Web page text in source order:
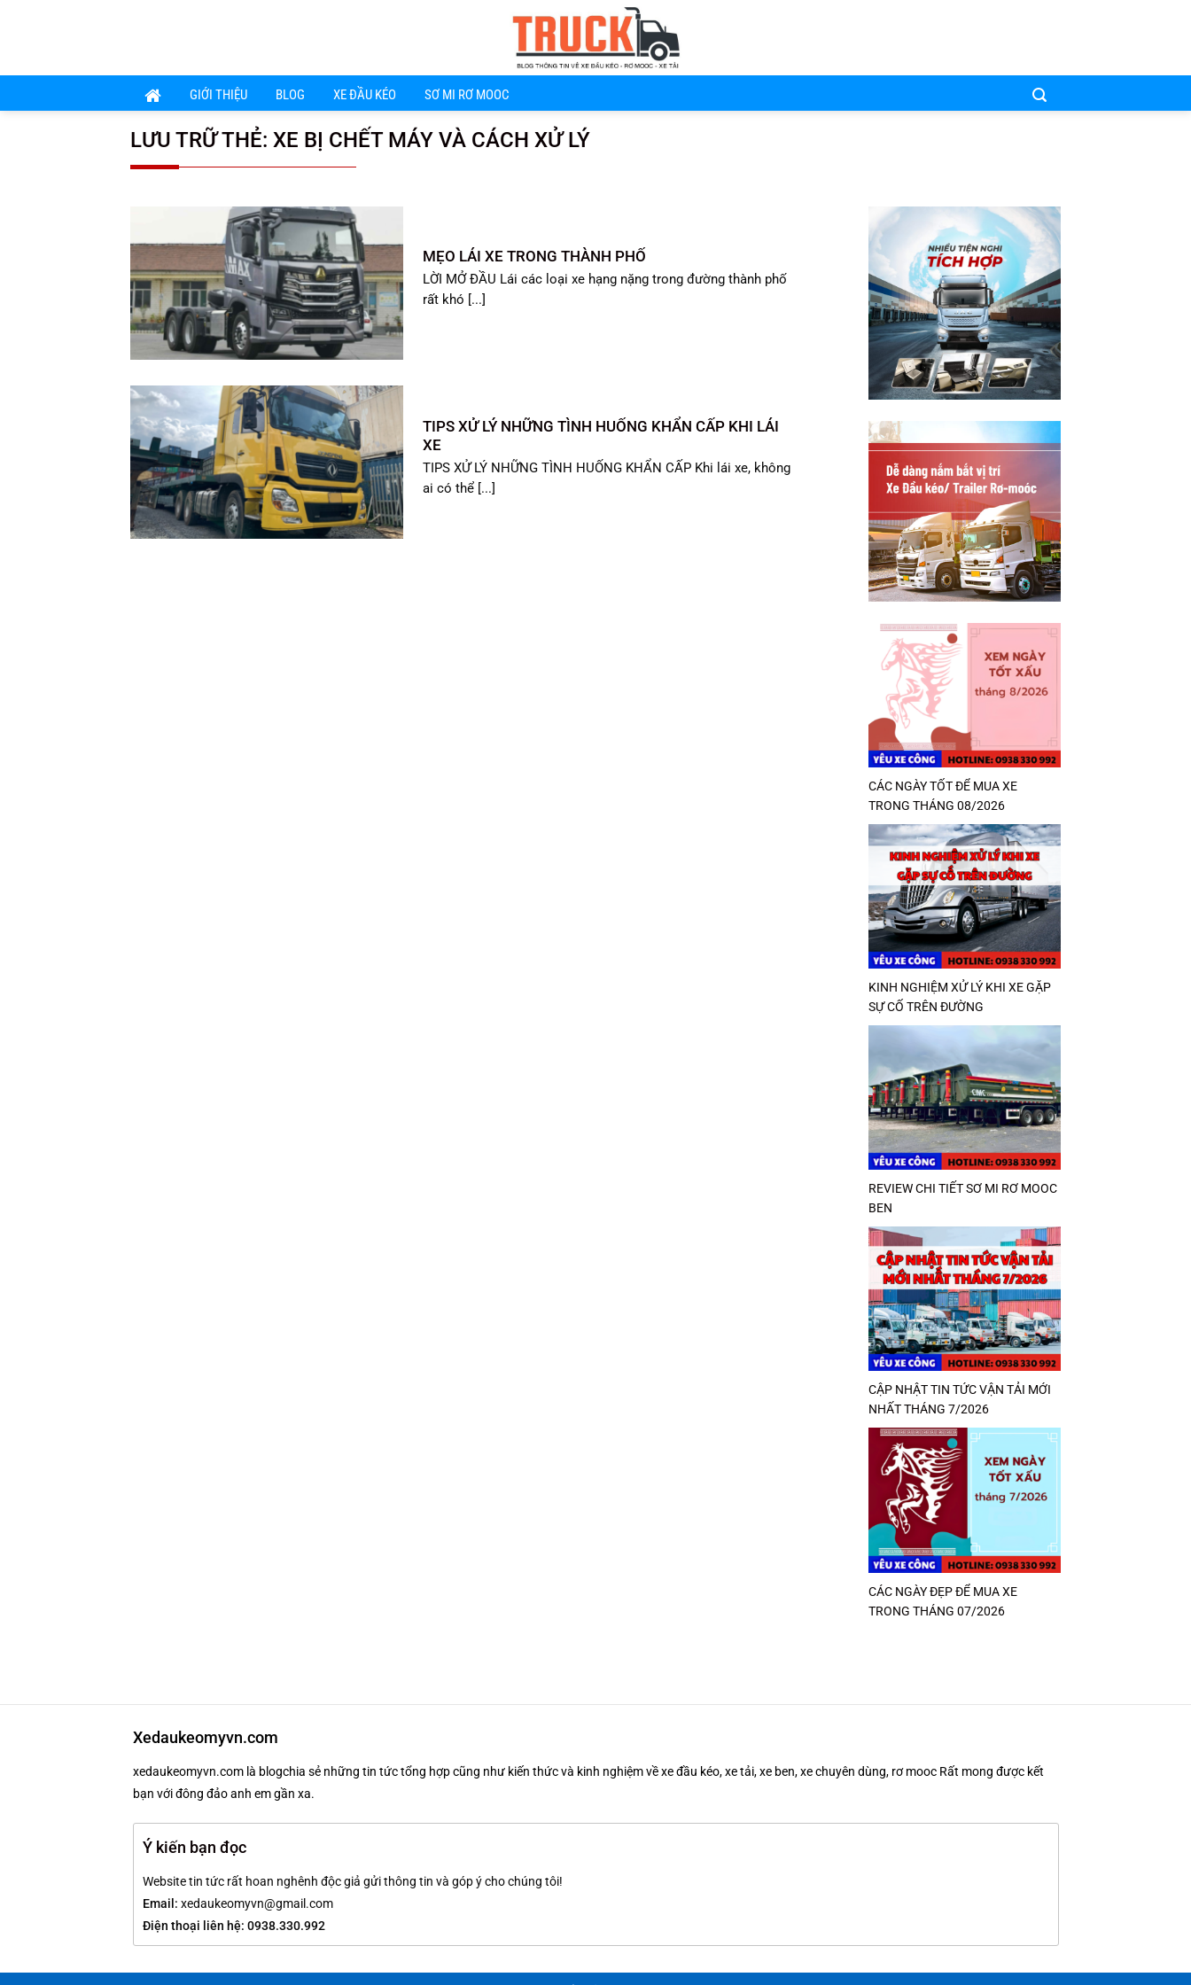
dung
GIỚI THIỆU BLOG XE ĐẦU KÉO SƠ MI RƠ MOOC
LƯU TRỮ THẺ: XE BỊ CHẾT MÁY VÀ CÁCH XỬ LÝ
MẸO LÁI XE TRONG THÀNH PHỐ
LỜI MỞ ĐẦU Lái các loại xe hạng nặng trong đường thành phố
rất khó [...]
TIPS XỬ LÝ NHỮNG TÌNH HUỐNG KHẨN CẤP KHI LÁI
XE
TIPS XỬ LÝ NHỮNG TÌNH HUỐNG KHẨN CẤP Khi lái xe, không
ai có thể [...]
CÁC NGÀY TỐT ĐỂ MUA XE
TRONG THÁNG 08/2026
KINH NGHIỆM XỬ LÝ KHI XE GẶP
SỰ CỐ TRÊN ĐƯỜNG
REVIEW CHI TIẾT SƠ MI RƠ MOOC
BEN
CẬP NHẬT TIN TỨC VẬN TẢI MỚI
NHẤT THÁNG 7/2026
CÁC NGÀY ĐẸP ĐỂ MUA XE
TRONG THÁNG 07/2026
Xedaukeomyvn.com
xedaukeomyvn.com là blogchia sẻ những tin tức tổng hợp cũng như kiến thức và kinh nghiệm về xe đầu kéo, xe tải, xe ben, xe chuyên dùng, rơ mooc Rất mong được kết
bạn với đông đảo anh em gần xa.
Ý kiến bạn đọc
Website tin tức rất hoan nghênh độc giả gửi thông tin và góp ý cho chúng tôi!
Email: xedaukeomyvn@gmail.com
Điện thoại liên hệ: 0938.330.992